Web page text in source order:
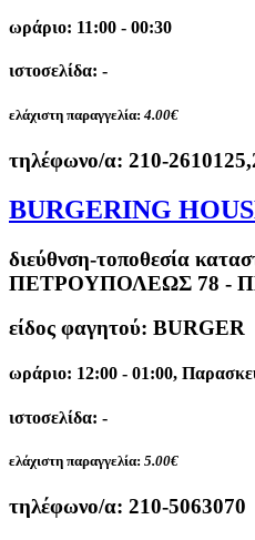
ωράριο: 11:00 - 00:30
ιστοσελίδα: -
ελάχιστη παραγγελία: 4.00€
τηλέφωνο/α: 210-
BURGERING
διεύθνση-τοποθεσία
ΠΕΤΡΟΥΠΟΛΕΩΣ 78 -
είδος φαγητού: BURGER
ωράριο: 12:00 - 01:00,
ιστοσελίδα: -
ελάχιστη παραγγελία: 5.00€
τηλέφωνο/α: 210-5063070